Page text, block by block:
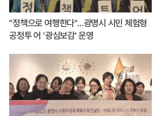
"정책으로 여행한다"…광명시 시민 체험형
공정투 어 '광심보감' 운영